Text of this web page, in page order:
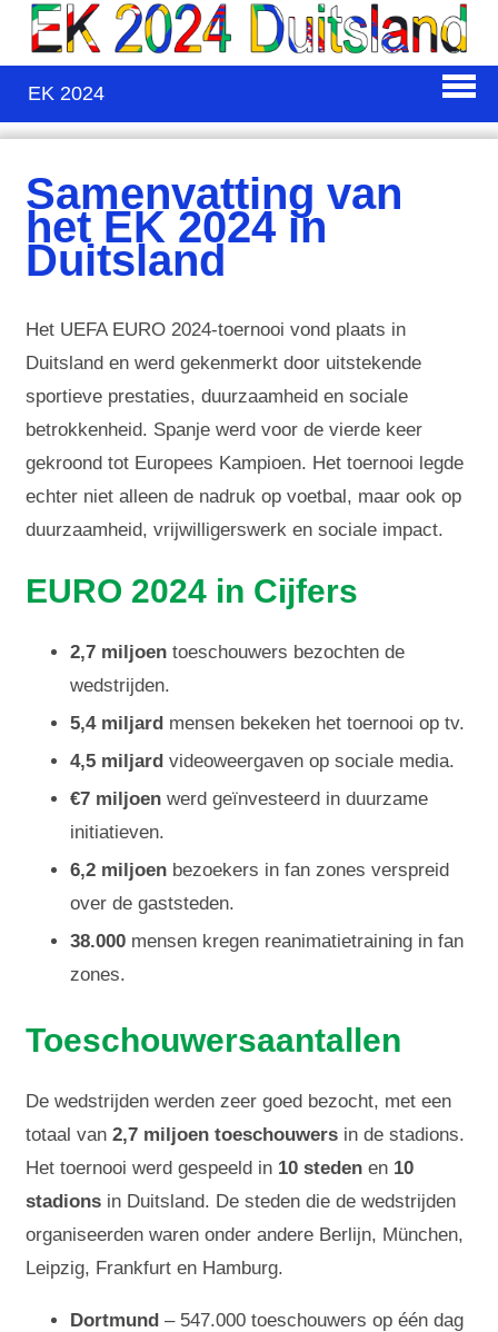
EK 2024
Samenvatting van
het EK 2024 in
Duitsland
Het UEFA EURO 2024-toernooi vond plaats in
Duitsland en werd gekenmerkt door uitstekende
sportieve prestaties, duurzaamheid en sociale
betrokkenheid. Spanje werd voor de vierde keer
gekroond tot Europees Kampioen. Het toernooi legde
echter niet alleen de nadruk op voetbal, maar ook op
duurzaamheid, vrijwilligerswerk en sociale impact.
EURO 2024 in Cijfers
2,7 miljoen toeschouwers bezochten de
wedstrijden.
5,4 miljard mensen bekeken het toernooi op tv.
4,5 miljard videoweergaven op sociale media.
€7 miljoen werd geïnvesteerd in duurzame
initiatieven.
6,2 miljoen bezoekers in fan zones verspreid
over de gaststeden.
38.000 mensen kregen reanimatietraining in fan
zones.
Toeschouwersaantallen
De wedstrijden werden zeer goed bezocht, met een
totaal van2,7 miljoen toeschouwers in de stadions.
Het toernooi werd gespeeld in 10 steden en 10
stadions in Duitsland. De steden die de wedstrijden
organiseerden waren onder andere Berlijn, München,
Leipzig, Frankfurt en Hamburg.
Dortmund – 547.000 toeschouwers op één dag